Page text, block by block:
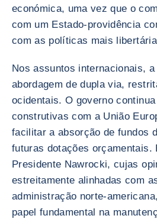
económica, uma vez que o
com um Estado-providência
com as políticas mais
Nos assuntos internacionais,
abordagem de dupla via,
ocidentais. O governo
construtivas com a União
facilitar a absorção de fundos
futuras dotações orçamentais.
Presidente Nawrocki, cujas
estreitamente alinhadas com
administração norte-
papel fundamental na